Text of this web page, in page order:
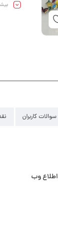
سوالات کاربران
اطلاع وب